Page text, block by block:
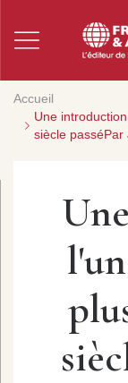
Accueil
Une
siècle